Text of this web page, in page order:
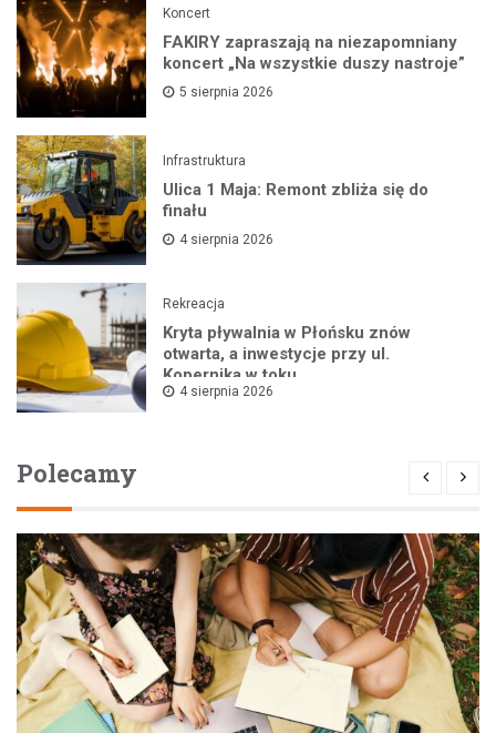
Koncert
FAKIRY zapraszają na niezapomniany
koncert „Na wszystkie duszy nastroje”
5 sierpnia 2026
Infrastruktura
Ulica 1 Maja: Remont zbliża się do
finału
4 sierpnia 2026
Rekreacja
Kryta pływalnia w Płońsku znów
otwarta, a inwestycje przy ul.
Kopernika w toku
4 sierpnia 2026
Polecamy